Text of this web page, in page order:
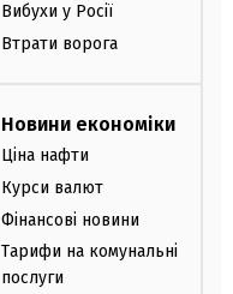
Вибухи у Росії
Втрати ворога
Новини економіки
Ціна нафти
Курси валют
Фінансові новини
Тарифи на комунальні
послуги